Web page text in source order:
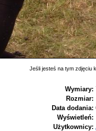
Jeśli jesteś na tym zdjęciu
Wymiary:
Rozmiar:
Data dodania:
Wyświetleń:
Użytkownicy: